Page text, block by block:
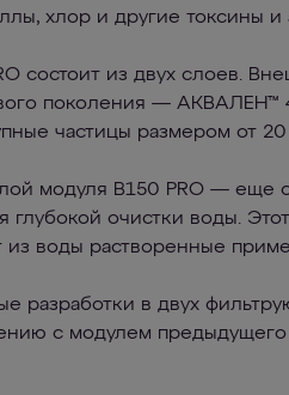
хлор и другие токсины и
состоит из двух слоев.
поколения — АКВАЛЕН™
частицы размером от
модуля В150 PRO —
очистки воды.
из воды растворенные
разработки в двух
с модулем